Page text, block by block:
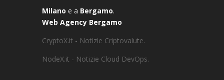
Milano e a Bergamo.
Web Agency Bergamo
CryptoX.it - Notizie Criptovalute.
NodeX.it - Notizie Cloud DevOps.